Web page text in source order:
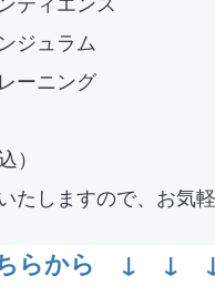
ュラム
ニング
）
たしますので、お気
らから ↓ ↓